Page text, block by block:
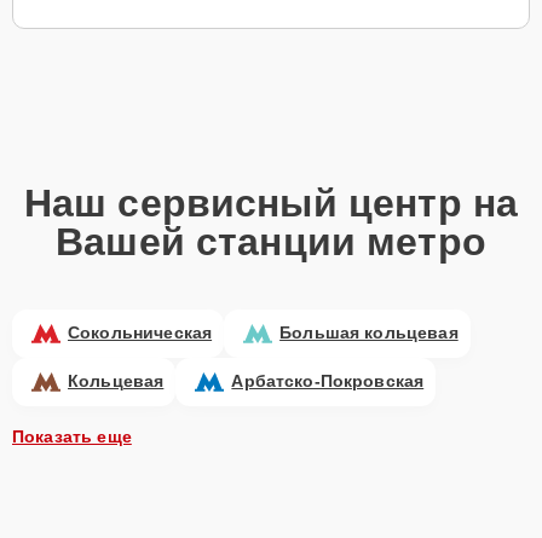
Наш сервисный центр на
Вашей станции метро
Сокольническая Большая кольцевая
Кольцевая Арбатско-Покровская
Показать еще